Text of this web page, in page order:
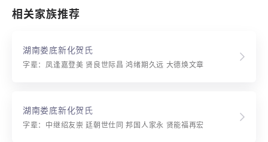
相关家族推荐
湖南娄底新化贺氏
字辈：凤逢嘉登美 贤良世际昌 鸿绪期久远 大德焕文章
湖南娄底新化贺氏
字辈：中继绍友崇 廷朝世仕同 邦国人家永 贤能福再宏